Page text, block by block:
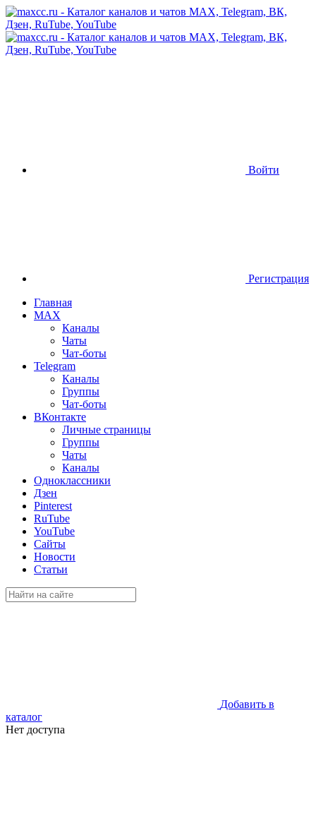
Войти
Регистрация
Главная
MAX
Каналы
Чаты
Чат-боты
Telegram
Каналы
Группы
Чат-боты
ВКонтакте
Личные страницы
Группы
Чаты
Каналы
Одноклассники
Дзен
Pinterest
RuTube
YouTube
Сайты
Новости
Статьи
Добавить в
каталог
Нет доступа